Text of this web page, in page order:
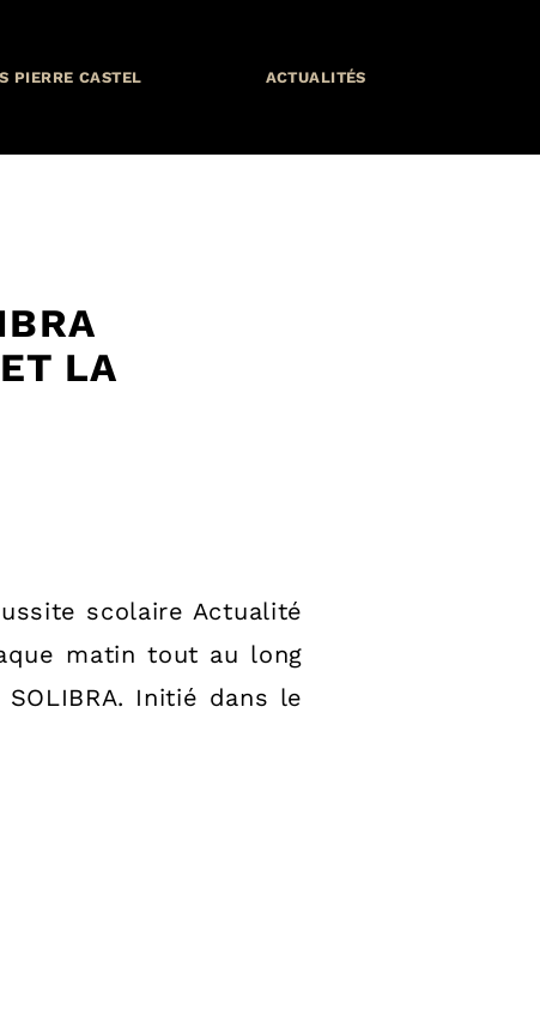
PIERRE CASTEL ACTUALITÉS
LA
scolaire Actualité
matin tout au long
Initié dans le